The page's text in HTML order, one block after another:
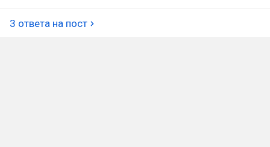
3 ответа на пост